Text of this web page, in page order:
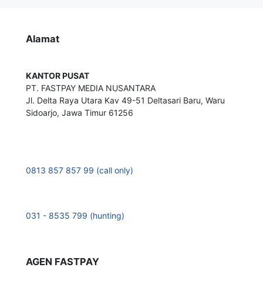
Alamat
KANTOR PUSAT
PT. FASTPAY MEDIA NUSANTARA
Jl. Delta Raya Utara Kav 49-51 Deltasari Baru, Waru
Sidoarjo, Jawa Timur 61256
0813 857 857 99 (call only)
031 - 8535 799 (hunting)
AGEN FASTPAY